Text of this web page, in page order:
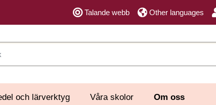
Talande webb Other languages
och lärverktyg Våra skolor Om oss